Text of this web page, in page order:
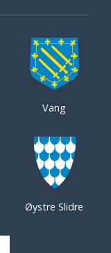
Vang
Øystre Slidre